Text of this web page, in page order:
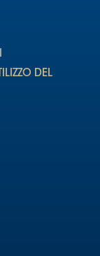
DEL